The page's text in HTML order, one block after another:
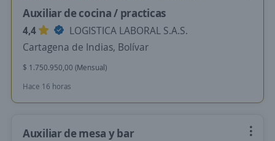
Auxiliar de cocina / practicas
4,4
LOGISTICA LABORAL S.A.S.
Cartagena de Indias, Bolívar
$ 1.750.950,00 (Mensual)
Hace 16 horas
Auxiliar de mesa y bar